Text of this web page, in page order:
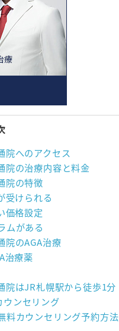
院へのアクセス
院の治療内容と料金
院の特徴
受けられる
価格設定
ムがある
院のAGA治療
治療薬
院はJR札幌駅から徒歩1分
ンセリング
料カウンセリング予約方法